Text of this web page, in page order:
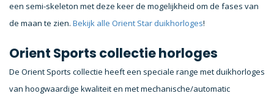
een semi-skeleton met deze keer de mogelijkheid om de fases van
de maan te zien. Bekijk alle Orient Star duikhorloges!
Orient Sports collectie horloges
De Orient Sports collectie heeft een speciale range met duikhorloges
van hoogwaardige kwaliteit en met mechanische/automatic